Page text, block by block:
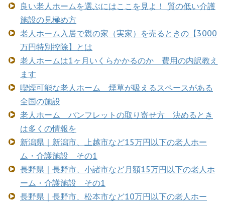
良い老人ホームを選ぶにはここを見よ！ 質の低い介護
施設の見極め方
老人ホーム入居で親の家（実家）を売るときの【3000
万円特別控除】とは
老人ホームは1ヶ月いくらかかるのか 費用の内訳教え
ます
喫煙可能な老人ホーム 煙草が吸えるスペースがある
全国の施設
老人ホーム パンフレットの取り寄せ方 決めるとき
は多くの情報を
新潟県｜新潟市、上越市など15万円以下の老人ホー
ム・介護施設 その1
長野県｜長野市、小諸市など月額15万円以下の老人ホ
ーム・介護施設 その1
長野県｜長野市、松本市など10万円以下の老人ホー